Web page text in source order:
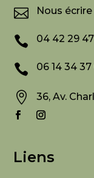
 Nous écrire
 04 42 29
 06 14 34
 36, Av.
Liens